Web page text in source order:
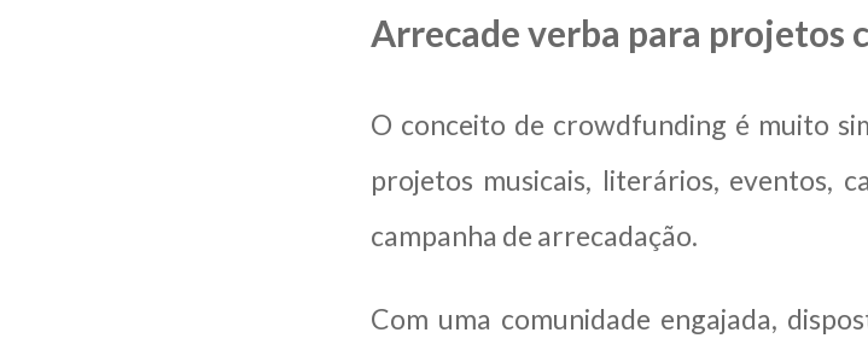
Arrecade verba para
O conceito de crowdfunding é muito
projetos musicais, literários, eventos,
campanha de arrecadação.
Com uma comunidade engajada,